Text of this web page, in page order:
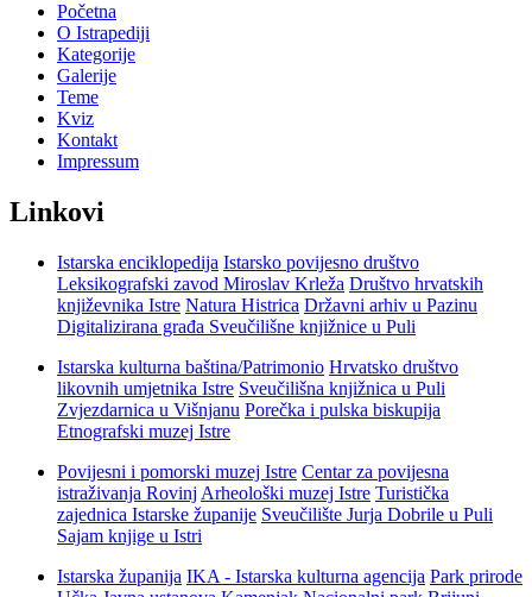
Početna
O Istrapediji
Kategorije
Galerije
Teme
Kviz
Kontakt
Impressum
Linkovi
Istarska enciklopedija Istarsko povijesno društvo
Leksikografski zavod Miroslav Krleža Društvo hrvatskih
književnika Istre Natura Histrica Državni arhiv u Pazinu
Digitalizirana građa Sveučilišne knjižnice u Puli
Istarska kulturna baština/Patrimonio Hrvatsko društvo
likovnih umjetnika Istre Sveučilišna knjižnica u Puli
Zvjezdarnica u Višnjanu Porečka i pulska biskupija
Etnografski muzej Istre
Povijesni i pomorski muzej Istre Centar za povijesna
istraživanja Rovinj Arheološki muzej Istre Turistička
zajednica Istarske županije Sveučilište Jurja Dobrile u Puli
Sajam knjige u Istri
Istarska županija IKA - Istarska kulturna agencija Park prirode